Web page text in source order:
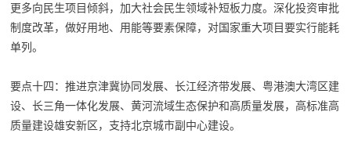
更多向民生项目倾斜，加大社会民生领域补短板力度。深化投资审批
制度改革，做好用地、用能等要素保障，对国家重大项目要实行能耗
单列。
要点十四：推进京津冀协同发展、长江经济带发展、粤港澳大湾区建
设、长三角一体化发展、黄河流域生态保护和高质量发展，高标准高
质量建设雄安新区，支持北京城市副中心建设。